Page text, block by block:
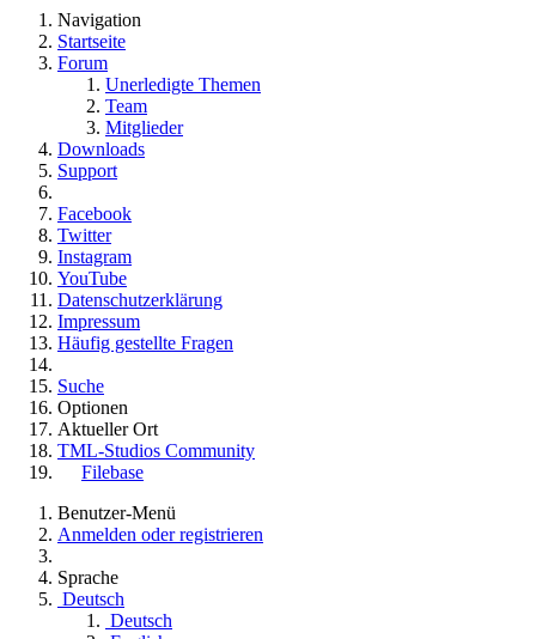
Navigation
Startseite
Forum
Unerledigte Themen
Team
Mitglieder
Downloads
Support
Facebook
Twitter
Instagram
YouTube
Datenschutzerklärung
Impressum
Häufig gestellte Fragen
Suche
Optionen
Aktueller Ort
TML-Studios Community
Filebase
Benutzer-Menü
Anmelden oder registrieren
Sprache
Deutsch
Deutsch